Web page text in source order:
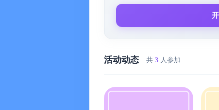
冥想课程 / 正念冥想：释放压力，改
呼吸法 / 呼吸训练：帮助身体进入放
解压放松 / 静心专注：缓解精神紧张
睡前故事 / 睡前故事大全：帮助大脑
活动动态 共 3 人参加